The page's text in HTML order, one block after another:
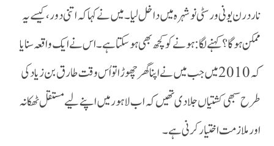
ناردرن یونی ورسٹی نوشہرہ میں داخل لیا ۔ میں نے کہا کہ اتنی دور، کیسے یہ
ممکن ہوگا؟ کہنے لگا :ہونے کو کچھ بھی ہو سکتا ہے۔ اس نے ایک واقعہ سنایا
کہ 2010 میں جب میں نے اپنا گھر چھوڑا تو اُس وقت طارق بن زیاد کی
طرح سبھی کشتیاں جلا دی تھیں کہ اب لاہور میں اپنے لیے مستقل ٹھکانہ
اور ملازمت اختیار کرنی ہے ۔